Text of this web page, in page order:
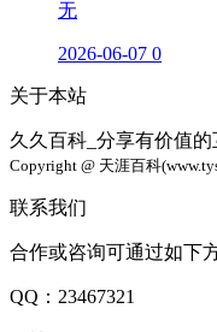
无
2026-06-07 0
关于本站
久久百科_分享有价值
Copyright @ 天涯百科
联系我们
合作或咨询可通过如下
QQ：23467321